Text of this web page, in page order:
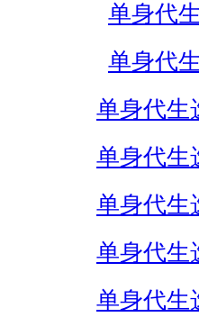
单身代
单身代
单身代生
单身代生
单身代生
单身代生
单身代生